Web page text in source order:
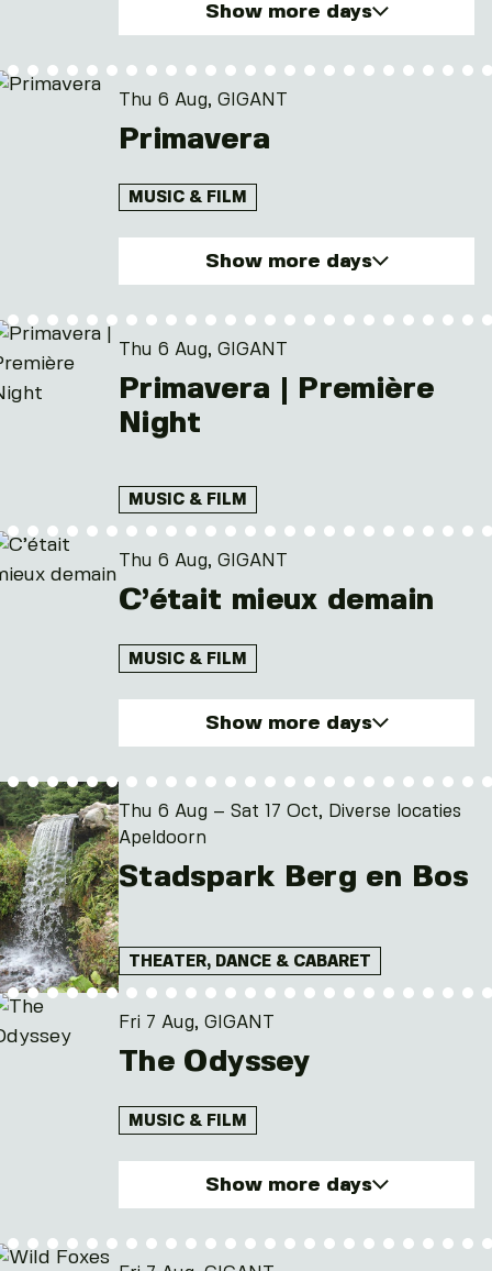
Show more days
Thu. 6 Aug 2026
Fri. 7 Aug 2026
Sat. 8 Aug 2026
Mon. 10 Aug 2026
and 2 other
Thu 6 Aug, GIGANT
Primavera
MUSIC & FILM
Show more days
Thu. 6 Aug 2026
Fri. 7 Aug 2026
Sat. 8 Aug 2026
Sun. 9 Aug 2026
Mon. 10 Aug 2026
Thu 6 Aug, GIGANT
Primavera | Première
Night
MUSIC & FILM
Thu 6 Aug, GIGANT
C’était mieux demain
MUSIC & FILM
Show more days
Thu. 6 Aug 2026
Fri. 7 Aug 2026
Sun. 9 Aug 2026
Tue. 11 Aug 2026
Thu 6 Aug – Sat 17 Oct, Diverse locaties
Apeldoorn
Stadspark Berg en Bos
THEATER, DANCE & CABARET
Fri 7 Aug, GIGANT
The Odyssey
MUSIC & FILM
Show more days
Fri. 7 Aug 2026